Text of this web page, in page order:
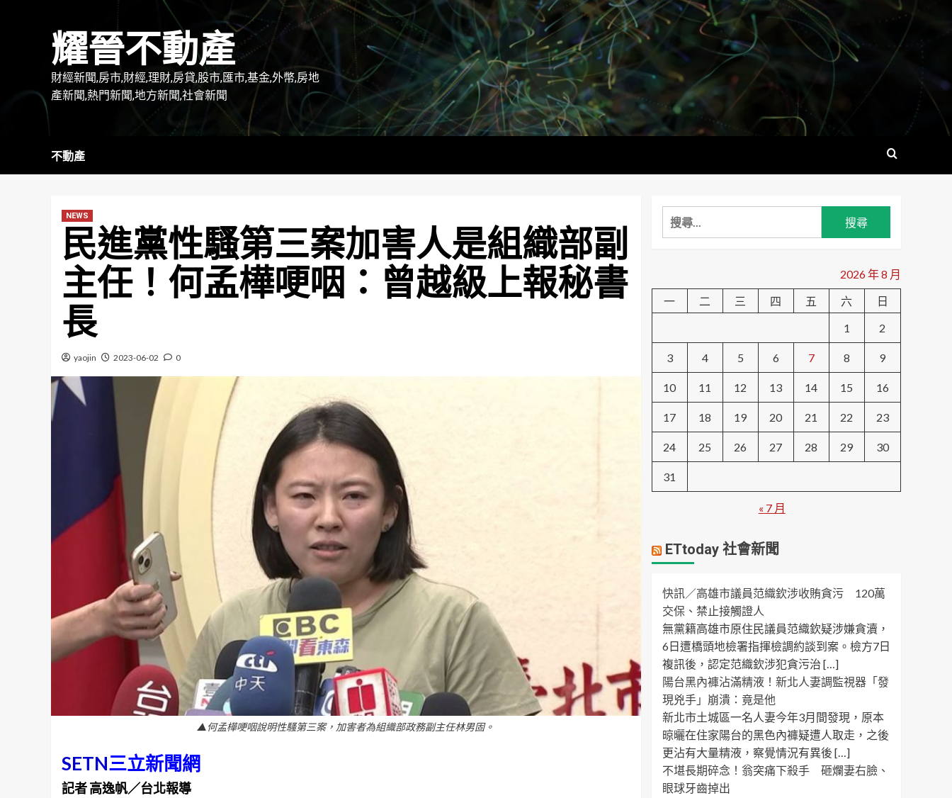
耀晉不動產
財經新聞,房市,財經,理財,房貸,股市,匯市,基金,外幣,房地
產新聞,熱門新聞,地方新聞,社會新聞
不動產
NEWS
民進黨性騷第三案加害人是組織部副
主任！何孟樺哽咽：曾越級上報秘書
長
yaojin 2023-06-02 0
▲何孟樺哽咽說明性騷第三案，加害者為組織部政務副主任林男固。
SETN三立新聞網
記者 高逸帆／台北報導
搜
尋
字:
2026 年 8 月
一
二 三 四 五 六
日
1
2
3 4 5 6 7 8 9
10 11 12 13 14 15 16
17 18 19 20 21 22 23
24 25 26 27 28 29 30
31
« 7 月
ETtoday 社會新聞
快訊／高雄市議員范織欽涉收賄貪污 120萬
交保、禁止接觸證人
無黨籍高雄市原住民議員范織欽疑涉嫌貪瀆，
6日遭橋頭地檢署指揮檢調約談到案。檢方7日
複訊後，認定范織欽涉犯貪污治 […]
陽台黑內褲沾滿精液！新北人妻調監視器「發
現兇手」崩潰：竟是他
新北市土城區一名人妻今年3月間發現，原本
晾曬在住家陽台的黑色內褲疑遭人取走，之後
更沾有大量精液，察覺情況有異後 […]
不堪長期碎念！翁突痛下殺手 砸爛妻右臉、
眼球牙齒掉出